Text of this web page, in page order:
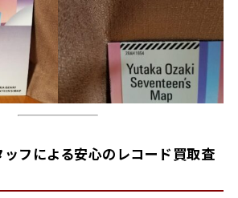
ッフによる安心のレコード買取査